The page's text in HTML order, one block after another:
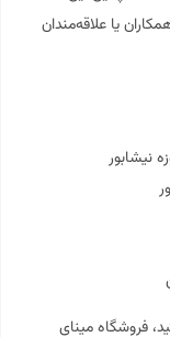
یا علاقه‌مندان
فروشگاه مینای